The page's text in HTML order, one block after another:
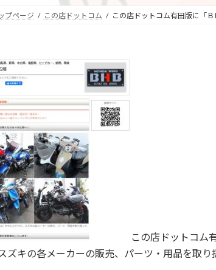
プページ この店ドットコム この店ドットコム有田版に「Ｂ
この店ドットコム
ズキの各メーカーの販売、パーツ・用品を取り